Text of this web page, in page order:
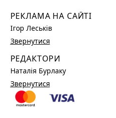
РЕКЛАМА НА САЙТІ
Ігор Леськів
Звернутися
РЕДАКТОРИ
Наталія Бурлаку
Звернутися